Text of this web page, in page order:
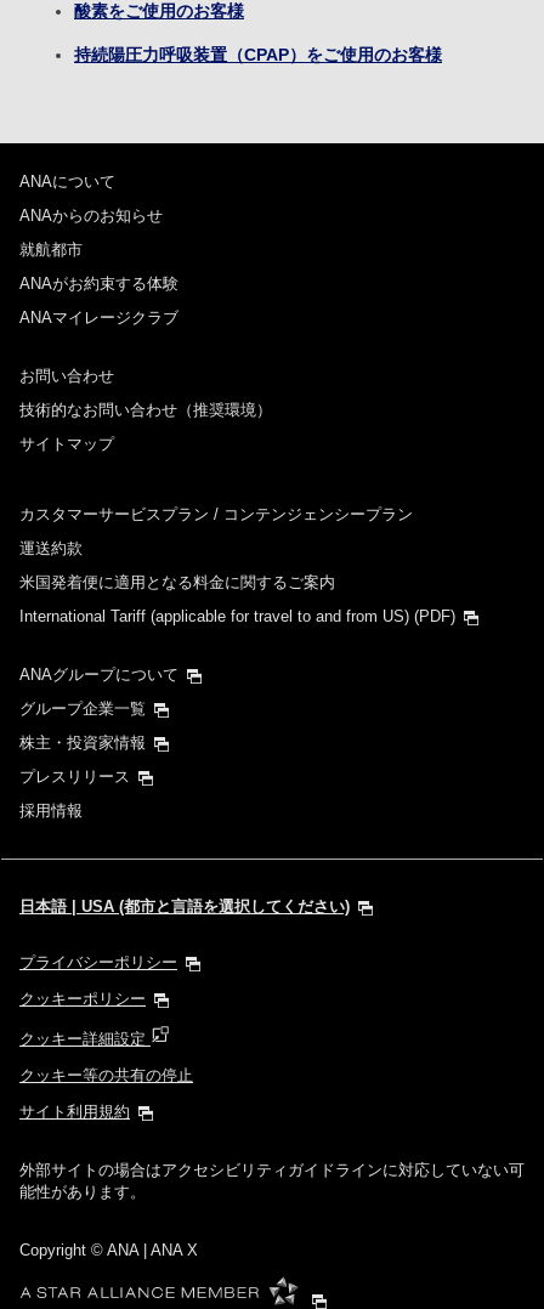
酸素をご使用のお客様
持続陽圧力呼吸装置（CPAP）をご使用のお客様
ANAについて
ANAからのお知らせ
就航都市
ANAがお約束する体験
ANAマイレージクラブ
お問い合わせ
技術的なお問い合わせ（推奨環境）
サイトマップ
カスタマーサービスプラン / コンテンジェンシープラン
運送約款
米国発着便に適用となる料金に関するご案内
International Tariff (applicable for travel to and from US) (PDF)
ANAグループについて
グループ企業一覧
株主・投資家情報
プレスリリース
採用情報
日本語 | USA (都市と言語を選択してください)
プライバシーポリシー
クッキーポリシー
クッキー詳細設定
クッキー等の共有の停止
サイト利用規約
外部サイトの場合はアクセシビリティガイドラインに対応していない可
能性があります。
Copyright © ANA | ANA X